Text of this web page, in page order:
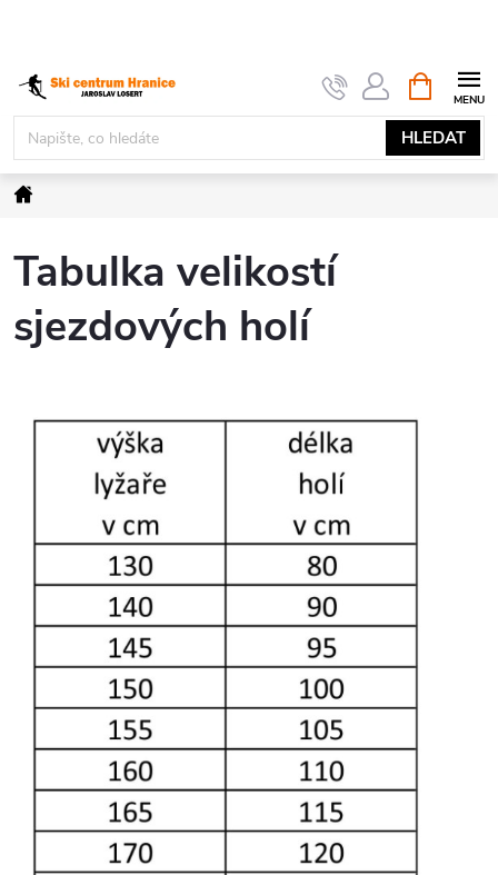
obsah
HLEDAT
NÁKUPNÍ
KOŠÍK
Domů
Tabulka velikostí
sjezdových holí